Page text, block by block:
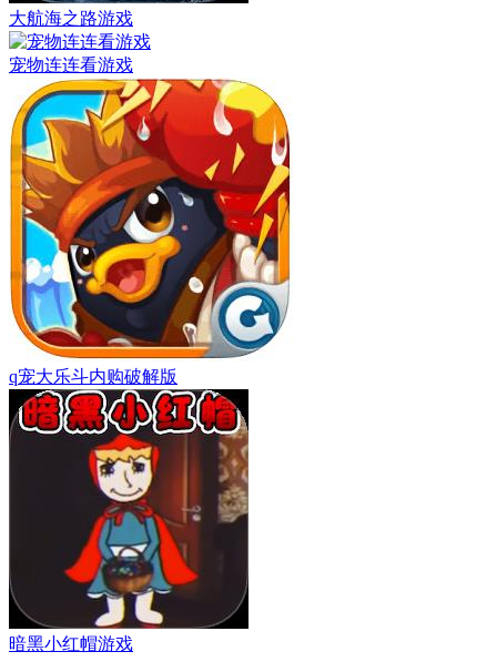
大航海之路游戏
宠物连连看游戏
q宠大乐斗内购破解版
暗黑小红帽游戏